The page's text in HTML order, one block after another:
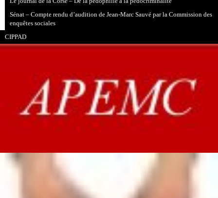
Sénat – Compte rendu d’audition de Jean-Marc Sauvé par la Commission des
enquêtes sociales
CIPPAD